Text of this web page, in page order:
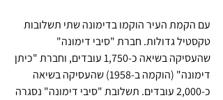
עם הקמת העיר הוקמו בדימונה שתי תשלובות
טקסטיל גדולות. חברת "סיבי דימונה"
שהעסיקה בשיאה כ-1,750 עובדים, וחברת "כיתן
דימונה" (הוקמה ב-1958) שהעסיקה בשיאה
כ-2,000 עובדים. תשלובת "סיבי דימונה" נסגרה